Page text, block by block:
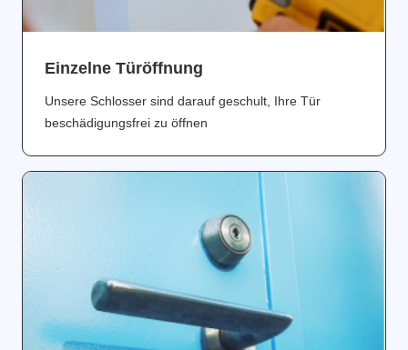
Einzelne Türöffnung
Unsere Schlosser sind darauf geschult, Ihre Tür
beschädigungsfrei zu öffnen